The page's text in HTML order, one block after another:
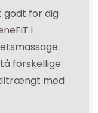
godt for dig
i
forskellige
med